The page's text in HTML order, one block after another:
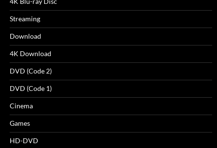
Streaming
Download
4K Download
DVD (Code 2)
DVD (Code 1)
Cinema
Games
HD-DVD